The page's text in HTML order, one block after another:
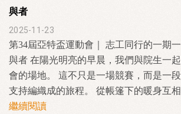
與者
2025-11-23
第34屆亞特盃運動會｜ 志工同行的一期
與者 在陽光明亮的早晨，我們與院生一
會的場地。 這不只是一場競賽，而是一
支持編織成的旅程。 從帳篷下的暖身互
繼續閱讀